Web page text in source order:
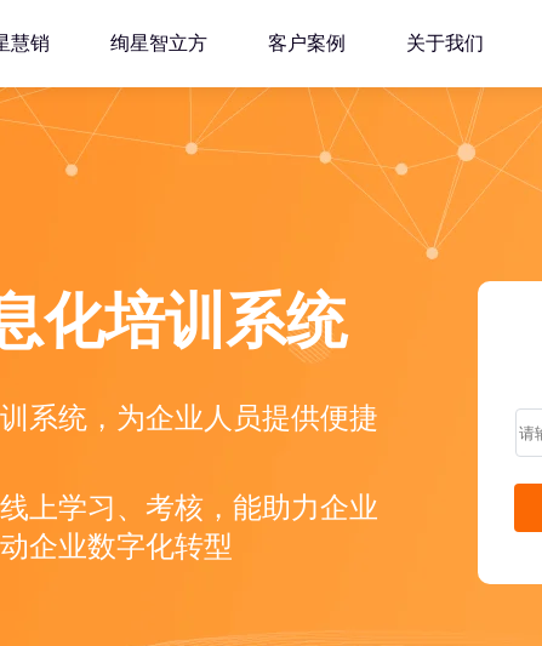
慧销 绚星智立方 客户案例 关于我们
化培训系统
系统，为企业人员提供便捷
上学习、考核，能助力企业
企业数字化转型